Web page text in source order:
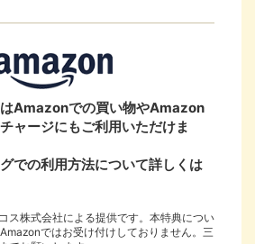
Amazonでの買い物やAmazon
ャージにもご利用いただけま
での利用方法について詳しくは
ス株式会社による提供です。本特典につい
ではお受け付けしておりません。三
Visa